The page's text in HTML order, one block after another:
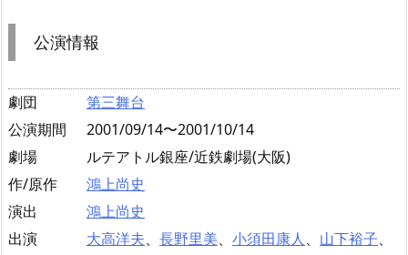
公演情報
劇団
第三舞台
公演期間
2001/09/14〜2001/10/14
劇場
ルテアトル銀座/近鉄劇場(大阪)
作/原作
鴻上尚史
演出
鴻上尚史
出演
大高洋夫、 長野里美、 小須田康人、 山下裕子、